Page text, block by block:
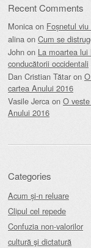
Recent Comments
Monica on Foșnetul
alina on Cum se
John on La moartea
conducătorii occidentali
Dan Cristian Tătar on
cartea Anului 2016
Vasile Jerca on O
Anului 2016
Categories
Acum și-n reluare
Clipul cel repede
Confuzia non-valorilor
cultură şi dictatură